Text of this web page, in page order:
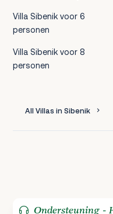
Villa Sibenik voor 6
personen
Villa Sibenik voor 8
personen
All Villas in Sibenik
Ondersteuning -